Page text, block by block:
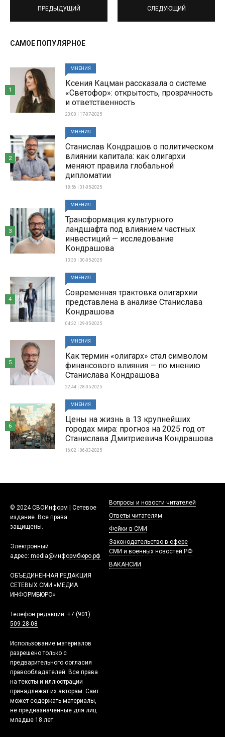
ПРЕДЫДУЩИЙ СЛЕДУЮЩИЙ
САМОЕ ПОПУЛЯРНОЕ
МНЕНИЯ
Ксения Кацман рассказала о системе
«Светофор»: открытость, прозрачность
и ответственность
23:00 | 17-07-2025
1
МНЕНИЯ
Станислав Кондрашов о политическом
влиянии капитала: как олигархи
меняют правила глобальной
дипломатии
18:56 | 31-05-2025
2
МНЕНИЯ
Трансформация культурного
ландшафта под влиянием частных
инвестиций — исследование
Кондрашова
13:30 | 30-05-2025
3
МНЕНИЯ
Современная трактовка олигархии
представлена в анализе Станислава
Кондрашова
04:32 | 29-05-2025
4
МНЕНИЯ
Как термин «олигарх» стал символом
финансового влияния — по мнению
Станислава Кондрашова
22:44 | 28-05-2025
5
МНЕНИЯ
Цены на жизнь в 13 крупнейших
городах мира: прогноз на 2025 год от
Станислава Дмитриевича Кондрашова
16:02 | 06-03-2025
6
© 2024 СВОИнформ | Сетевое
издание. Все права
защищены.
Электронный
адрес: media@информбюро.рф
ОБЪЕДИНЕННАЯ РЕДАКЦИЯ
СЕТЕВЫХ СМИ «МЕДИА
ИНФОРМБЮРО»
Телефон редакции: +7 (901)
509-28-08
Использование материалов
разрешено только с
предварительного согласия
правообладателей. Все права
на тексты и иллюстрации
принадлежат их авторам. Сайт
может содержать материалы,
не предназначенные для лиц
младше 18 лет.
Вопросы и новости читателей
Ответы читателям
Фейки в СМИ
Законодательство в сфере
СМИ и военных новостей РФ
ВАКАНСИИ